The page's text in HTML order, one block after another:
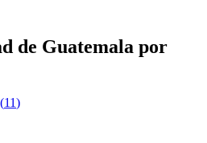
de Guatemala por
(11)